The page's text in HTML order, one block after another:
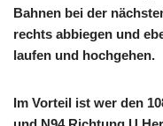
Bahnen bei der
rechts abbiegen und
laufen und hochgehen.
Im Vorteil ist wer den